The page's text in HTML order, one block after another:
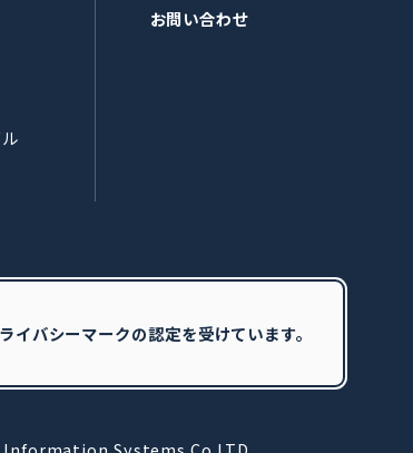
お問い合わせ
イバシーマークの認定を受けています。